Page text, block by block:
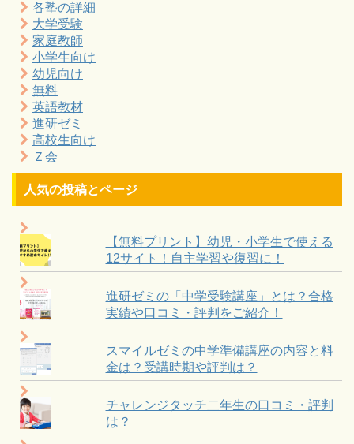
各塾の詳細
大学受験
家庭教師
小学生向け
幼児向け
無料
英語教材
進研ゼミ
高校生向け
Ｚ会
人気の投稿とページ
【無料プリント】幼児・小学生で使える
12サイト！自主学習や復習に！
進研ゼミの「中学受験講座」とは？合格
実績や口コミ・評判をご紹介！
スマイルゼミの中学準備講座の内容と料
金は？受講時期や評判は？
チャレンジタッチ二年生の口コミ・評判
は？